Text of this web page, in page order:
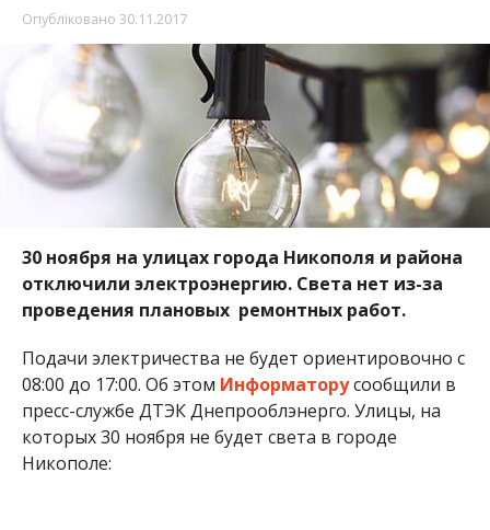
Опубліковано 30.11.2017
30 ноября на улицах города Никополя и района
отключили электроэнергию. Света нет из-за
проведения плановых ремонтных работ.
Подачи электричества не будет ориентировочно с
08:00 до 17:00. Об этом Информаторусообщили в
пресс-службе ДТЭК Днепрооблэнерго. Улицы, на
которых 30 ноября не будет света в городе
Никополе: